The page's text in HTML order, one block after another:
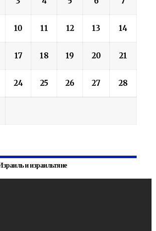
10 11 12 13 14
17 18 19 20 21
24 25 26 27 28
и израильтяне